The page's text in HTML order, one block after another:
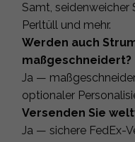
Samt, seidenweicher
Perltüll und mehr.
Werden auch
maßgeschneidert?
Ja —
optionaler
Versenden Sie
Ja — sichere FedEx-